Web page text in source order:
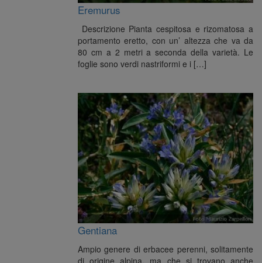
Eremurus
Descrizione Pianta cespitosa e rizomatosa a
portamento eretto, con un’ altezza che va da
80 cm a 2 metri a seconda della varietà. Le
foglie sono verdi nastriformi e i […]
Gentiana
Ampio genere di erbacee perenni, solitamente
di origine alpina, ma che si trovano anche